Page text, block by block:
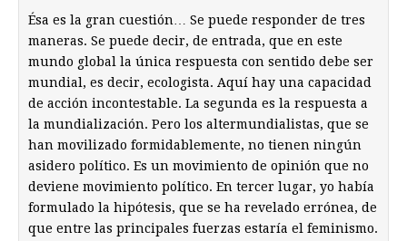
Ésa es la gran cuestión… Se puede responder de tres
maneras. Se puede decir, de entrada, que en este
mundo global la única respuesta con sentido debe ser
mundial, es decir, ecologista. Aquí hay una capacidad
de acción incontestable. La segunda es la respuesta a
la mundialización. Pero los altermundialistas, que se
han movilizado formidablemente, no tienen ningún
asidero político. Es un movimiento de opinión que no
deviene movimiento político. En tercer lugar, yo había
formulado la hipótesis, que se ha revelado errónea, de
que entre las principales fuerzas estaría el feminismo.